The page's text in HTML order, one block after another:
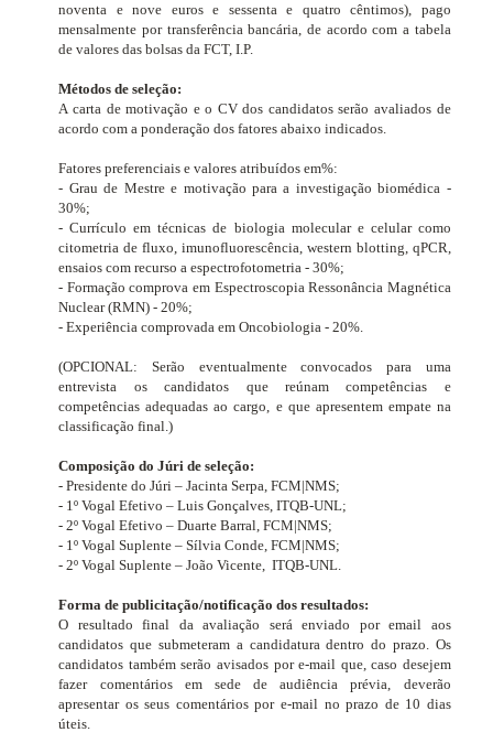
noventa e nove euros e sessenta e quatro cêntimos), pago
mensalmente por transferência bancária, de acordo com a tabela
de valores das bolsas da FCT, I.P.
Métodos de seleção:
A carta de motivação e o CV dos candidatos serão avaliados de
acordo com a ponderação dos fatores abaixo indicados.
Fatores preferenciais e valores atribuídos em%:
- Grau de Mestre e motivação para a investigação biomédica -
30%;
- Currículo em técnicas de biologia molecular e celular como
citometria de fluxo, imunofluorescência, western blotting, qPCR,
ensaios com recurso a espectrofotometria - 30%;
- Formação comprova em Espectroscopia Ressonância Magnética
Nuclear (RMN) - 20%;
- Experiência comprovada em Oncobiologia - 20%.
(OPCIONAL: Serão eventualmente convocados para uma
entrevista os candidatos que reúnam competências e
competências adequadas ao cargo, e que apresentem empate na
classificação final.)
Composição do Júri de seleção:
- Presidente do Júri – Jacinta Serpa, FCM|NMS;
- 1º Vogal Efetivo – Luis Gonçalves, ITQB-UNL;
- 2º Vogal Efetivo – Duarte Barral, FCM|NMS;
- 1º Vogal Suplente – Sílvia Conde, FCM|NMS;
- 2º Vogal Suplente – João Vicente, ITQB-UNL.
Forma de publicitação/notificação dos resultados:
O resultado final da avaliação será enviado por email aos
candidatos que submeteram a candidatura dentro do prazo. Os
candidatos também serão avisados ​​por e-mail que, caso desejem
fazer comentários em sede de audiência prévia, deverão
apresentar os seus comentários por e-mail no prazo de 10 dias
úteis.